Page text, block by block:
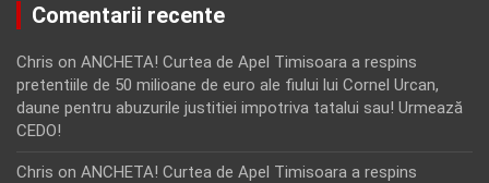
Comentarii recente
Chris on ANCHETA! Curtea de Apel Timisoara a respins
pretentiile de 50 milioane de euro ale fiului lui Cornel Urcan,
daune pentru abuzurile justitiei impotriva tatalui sau! Urmează
CEDO!
Chris on ANCHETA! Curtea de Apel Timisoara a respins